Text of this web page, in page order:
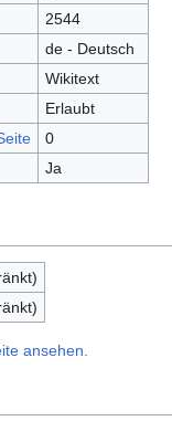
2544
de - Deutsch
Wikitext
Erlaubt
0
Ja
ansehen.